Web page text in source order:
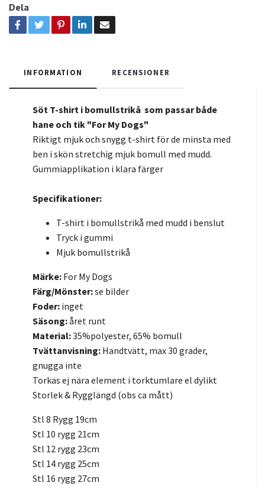
Dela
INFORMATION RECENSIONER
Söt T-shirt i bomullstrikå som passar både
hane och tik "For My Dogs"
Riktigt mjuk och snygg t-shirt för de minsta med
ben i skön stretchig mjuk bomull med mudd.
Gummiapplikation i klara färger
Specifikationer:
T-shirt i bomullstrikå med mudd i benslut
Tryck i gummi
Mjuk bomullstrikå
Märke: For My Dogs
Färg/Mönster:se bilder
Foder: inget
Säsong:året runt
Material:35%polyester, 65% bomull
Tvättanvisning: Handtvätt, max 30 grader,
gnugga inte
Torkas ej nära element i torktumlare el dylikt
Storlek & Rygglängd (obs ca mått)
Stl 8 Rygg 19cm
Stl 10 rygg 21cm
Stl 12 rygg 23cm
Stl 14 rygg 25cm
Stl 16 rygg 27cm